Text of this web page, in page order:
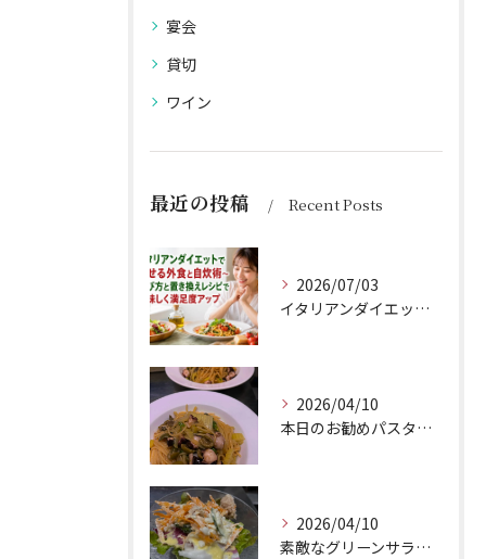
宴会
貸切
ワイン
最近の投稿 Recent Posts
2026/07/03
イタリアンダイエットで痩せる外食と自炊術〜選び方と置き換えレシピで美味しく満足度アップ
2026/04/10
本日のお勧めパスタは、シェフのきまぐれが光る特製ペペロンチー...
2026/04/10
素敵なグリーンサラダのご紹介です！Barry'sのランチセッ...